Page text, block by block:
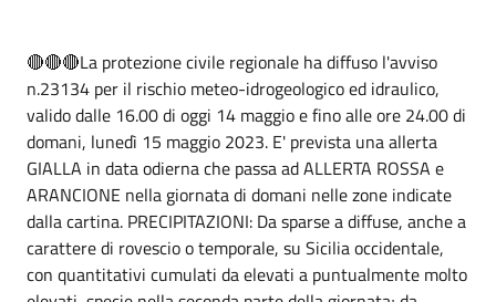
🔴🔴🔴La protezione civile regionale ha diffuso l'avviso
n.23134 per il rischio meteo-idrogeologico ed idraulico,
valido dalle 16.00 di oggi 14 maggio e fino alle ore 24.00 di
domani, lunedì 15 maggio 2023. E' prevista una allerta
GIALLA in data odierna che passa ad ALLERTA ROSSA e
ARANCIONE nella giornata di domani nelle zone indicate
dalla cartina. PRECIPITAZIONI: Da sparse a diffuse, anche a
carattere di rovescio o temporale, su Sicilia occidentale,
con quantitativi cumulati da elevati a puntualmente molto